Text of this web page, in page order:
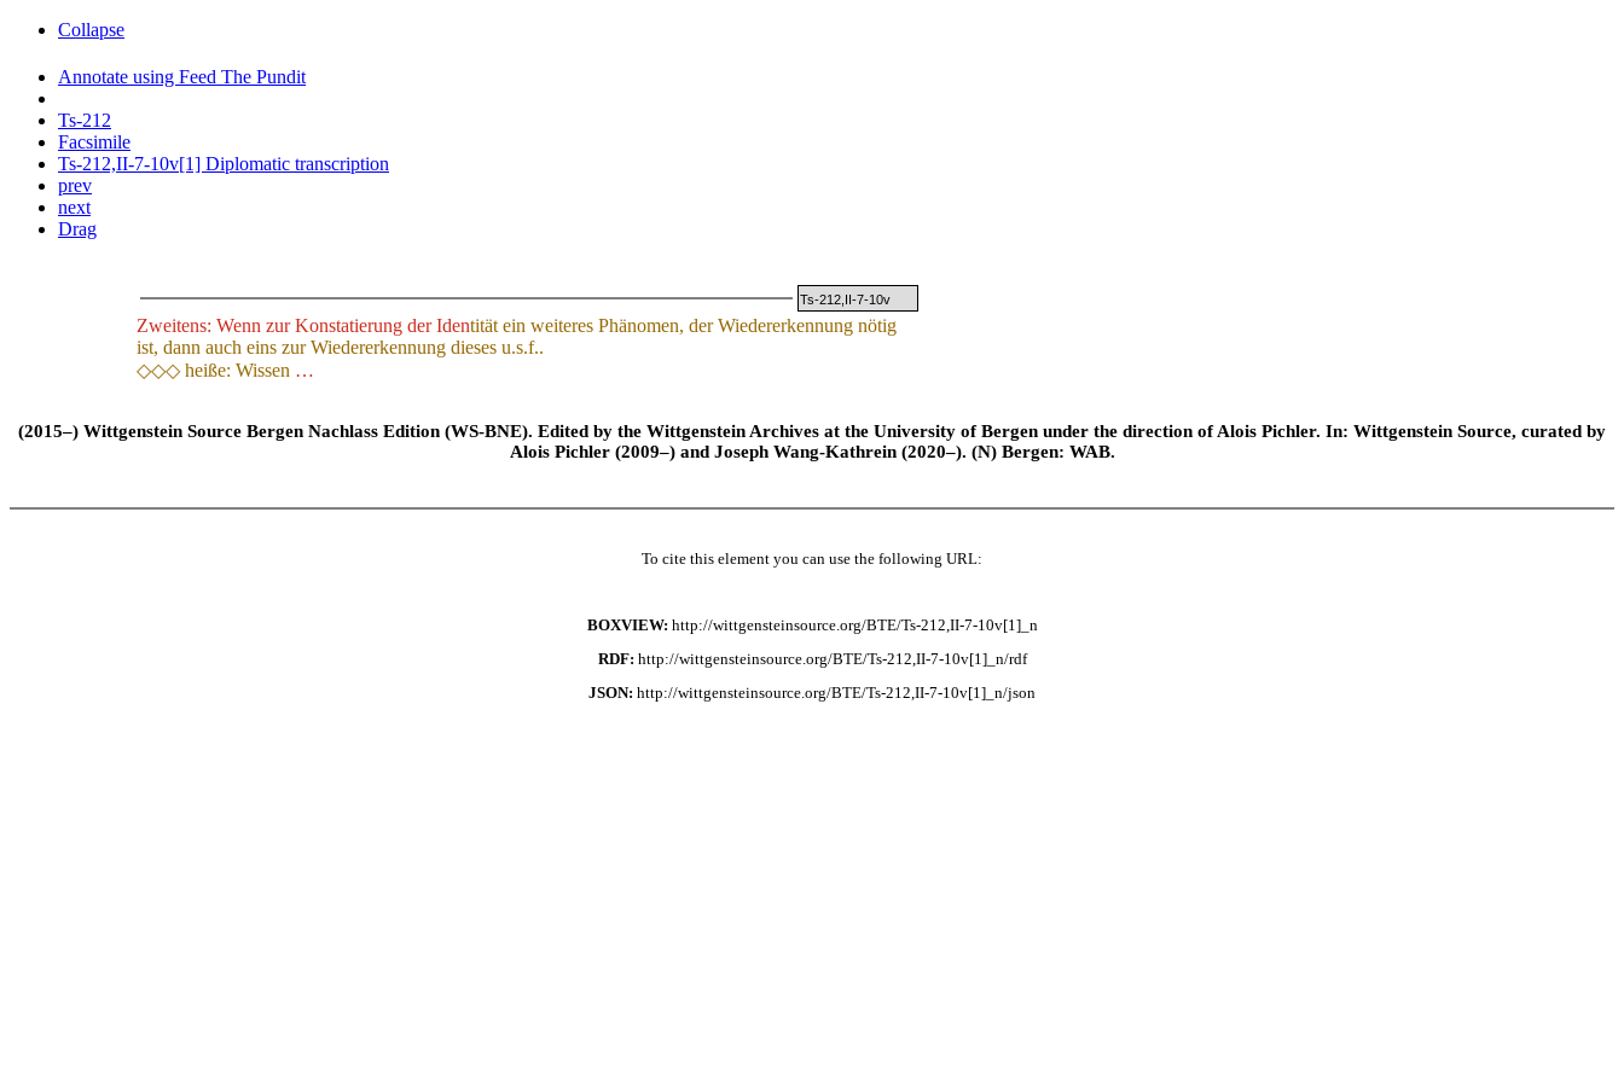
Collapse
Annotate using Feed The Pundit
Ts-212
Facsimile
Ts-212,II-7-10v[1] Diplomatic transcription
prev
next
Drag
Ts-212,II-7-10v
Zweitens: Wenn zur Konstatierung der Identität ein weiteres Phänomen, der Wiedererkennung nötig
ist, dann auch eins zur Wiedererkennung dieses u.s.f..
◇◇◇ heiße: Wissen …
(2015–) Wittgenstein Source Bergen Nachlass Edition (WS-BNE). Edited by the Wittgenstein Archives at the University of Bergen under the direction of Alois Pichler. In: Wittgenstein Source, curated by
Alois Pichler (2009–) and Joseph Wang-Kathrein (2020–). (N) Bergen: WAB.
To cite this element you can use the following URL:
BOXVIEW: http://wittgensteinsource.org/BTE/Ts-212,II-7-10v[1]_n
RDF: http://wittgensteinsource.org/BTE/Ts-212,II-7-10v[1]_n/rdf
JSON: http://wittgensteinsource.org/BTE/Ts-212,II-7-10v[1]_n/json